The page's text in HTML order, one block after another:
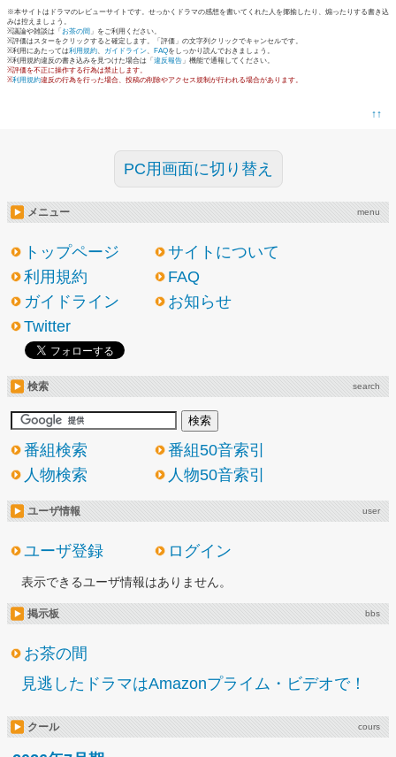
※本サイトはドラマのレビューサイトです。せっかくドラマの感想を書いてくれた人を揶揄したり、煽ったりする書き込
みは控えましょう。
※議論や雑談は「 お茶の間 」をご利用ください。
※評価はスターをクリックすると確定します。「評価」の文字列クリックでキャンセルです。
※利用にあたっては利用規約、 ガイドライン、 FAQをしっかり読んでおきましょう。
※利用規約違反の書き込みを見つけた場合は「 違反報告 」機能で通報してください。
※評価を不正に操作する行為は禁止します。
※利用規約違反の行為を行った場合、投稿の削除やアクセス規制が行われる場合があります。
↑↑
PC用画面に切り替え
メニュー menu
トップページ
サイトについて
利用規約
FAQ
ガイドライン
お知らせ
Twitter
検索 search
番組検索
番組50音索引
人物検索
人物50音索引
ユーザ情報 user
ユーザ登録 ログイン
表示できるユーザ情報はありません。
掲示板 bbs
お茶の間
見逃したドラマはAmazonプライム・ビデオで！
クール cours